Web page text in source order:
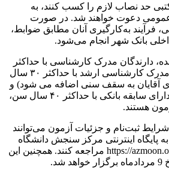
حد نصاب لازم را کسب کنند، به
دعوت خواهند شد. در صورت
فرآیند به‌کارگیری آنان مطابق ضوابط،
بانک شهر انجام می‌شود.
دارندگان مدرک کارشناسی با حداکثر
۲۸ سال سن و دارندگان مدرک کارشناسی ارشد با حداکثر ۳۰ سال
به سقف سنی اضافه می شود) و
همچنین داوطلبان صرفا دارای سابقه بانکی با حداکثر ۴۰ سال سن،
هستند.
ثبت‌نام و جزئیات آزمون می‌توانند
۹ تیرماه به پایگاه اینترنتی مرکز سنجش دانشگاه
آزاد اسلامی به نشانی: https://azmoon.org مراجعه کنند. همچنین این